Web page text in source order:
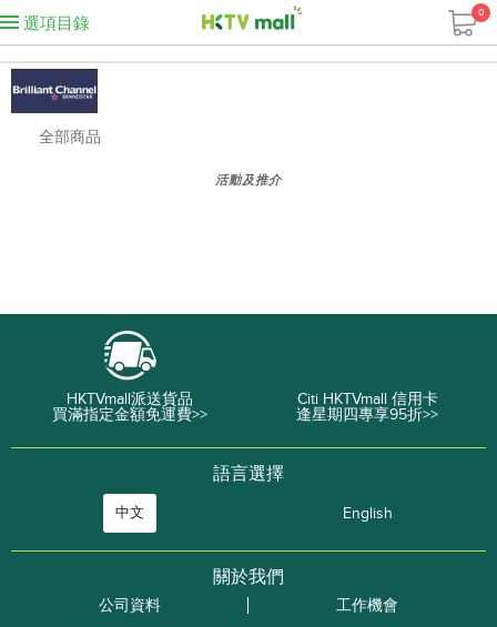
選項目錄
0
全部商品
活動及推介
HKTVmall派送貨品
買滿指定金額免運費>>
Citi HKTVmall 信用卡
逢星期四專享95折>>
語言選擇
中文 English
關於我們
公司資料
工作機會